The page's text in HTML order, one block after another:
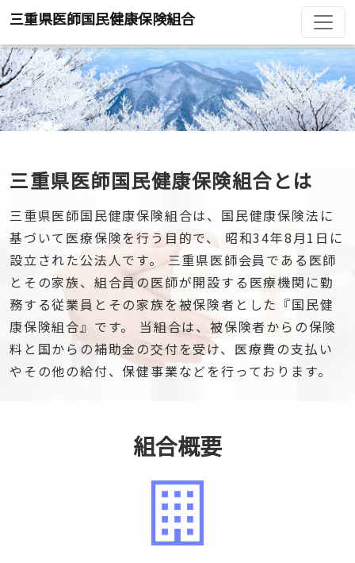
三重県医師国民健康保険組合
三重県医師国民健康保険組合とは
三重県医師国民健康保険組合は、国民健康保険法に
基づいて医療保険を行う目的で、 昭和34年8月1日に
設立された公法人です。 三重県医師会員である医師
とその家族、組合員の医師が開設する医療機関に勤
務する従業員とその家族を被保険者とした『国民健
康保険組合』です。 当組合は、被保険者からの保険
料と国からの補助金の交付を受け、医療費の支払い
やその他の給付、保健事業などを行っております。
組合概要